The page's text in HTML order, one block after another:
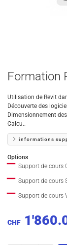
Formation
Utilisation de Revit
Découverte des
Dimensionnement
Calcu..
informations
Options
Support de cours
Support de cours
Support de cours
CHF